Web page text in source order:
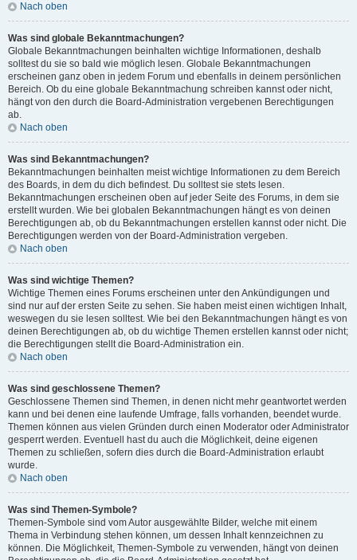
Nach oben
Was sind globale Bekanntmachungen?
Globale Bekanntmachungen beinhalten wichtige Informationen, deshalb
solltest du sie so bald wie möglich lesen. Globale Bekanntmachungen
erscheinen ganz oben in jedem Forum und ebenfalls in deinem persönlichen
Bereich. Ob du eine globale Bekanntmachung schreiben kannst oder nicht,
hängt von den durch die Board-Administration vergebenen Berechtigungen
ab.
Nach oben
Was sind Bekanntmachungen?
Bekanntmachungen beinhalten meist wichtige Informationen zu dem Bereich
des Boards, in dem du dich befindest. Du solltest sie stets lesen.
Bekanntmachungen erscheinen oben auf jeder Seite des Forums, in dem sie
erstellt wurden. Wie bei globalen Bekanntmachungen hängt es von deinen
Berechtigungen ab, ob du Bekanntmachungen erstellen kannst oder nicht. Die
Berechtigungen werden von der Board-Administration vergeben.
Nach oben
Was sind wichtige Themen?
Wichtige Themen eines Forums erscheinen unter den Ankündigungen und
sind nur auf der ersten Seite zu sehen. Sie haben meist einen wichtigen Inhalt,
weswegen du sie lesen solltest. Wie bei den Bekanntmachungen hängt es von
deinen Berechtigungen ab, ob du wichtige Themen erstellen kannst oder nicht;
die Berechtigungen stellt die Board-Administration ein.
Nach oben
Was sind geschlossene Themen?
Geschlossene Themen sind Themen, in denen nicht mehr geantwortet werden
kann und bei denen eine laufende Umfrage, falls vorhanden, beendet wurde.
Themen können aus vielen Gründen durch einen Moderator oder Administrator
gesperrt werden. Eventuell hast du auch die Möglichkeit, deine eigenen
Themen zu schließen, sofern dies durch die Board-Administration erlaubt
wurde.
Nach oben
Was sind Themen-Symbole?
Themen-Symbole sind vom Autor ausgewählte Bilder, welche mit einem
Thema in Verbindung stehen können, um dessen Inhalt kennzeichnen zu
können. Die Möglichkeit, Themen-Symbole zu verwenden, hängt von deinen